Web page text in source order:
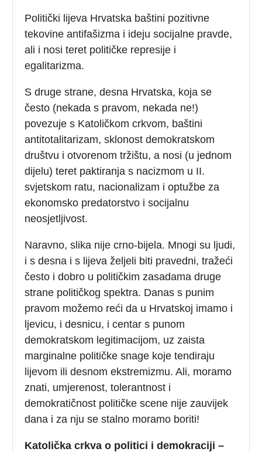
Politički lijeva Hrvatska baštini pozitivne
tekovine antifašizma i ideju socijalne pravde,
ali i nosi teret političke represije i
egalitarizma.
S druge strane, desna Hrvatska, koja se
često (nekada s pravom, nekada ne!)
povezuje s Katoličkom crkvom, baštini
antitotalitarizam, sklonost demokratskom
društvu i otvorenom tržištu, a nosi (u jednom
dijelu) teret paktiranja s nacizmom u II.
svjetskom ratu, nacionalizam i optužbe za
ekonomsko predatorstvo i socijalnu
neosjetljivost.
Naravno, slika nije crno-bijela. Mnogi su ljudi,
i s desna i s lijeva željeli biti pravedni, tražeći
često i dobro u političkim zasadama druge
strane političkog spektra. Danas s punim
pravom možemo reći da u Hrvatskoj imamo i
ljevicu, i desnicu, i centar s punom
demokratskom legitimacijom, uz zaista
marginalne političke snage koje tendiraju
lijevom ili desnom ekstremizmu. Ali, moramo
znati, umjerenost, tolerantnost i
demokratičnost političke scene nije zauvijek
dana i za nju se stalno moramo boriti!
Katolička crkva o politici i demokraciji –